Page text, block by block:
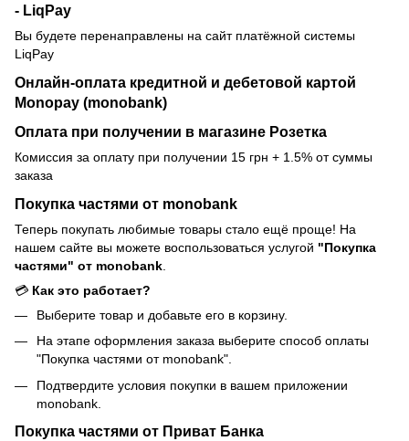
- LiqPay
Вы будете перенаправлены на сайт платёжной системы
LiqPay
Онлайн-оплата кредитной и дебетовой картой
Monopay (monobank)
Оплата при получении в магазине Розетка
Комиссия за оплату при получении 15 грн + 1.5% от суммы
заказа
Покупка частями от monobank
Теперь покупать любимые товары стало ещё проще! На
нашем сайте вы можете воспользоваться услугой "Покупка
частями" от monobank
💳 Как это работает?
Выберите товар и добавьте его в корзину.
На этапе оформления заказа выберите способ оплаты
"Покупка частями от monobank".
Подтвердите условия покупки в вашем приложении
monobank.
Покупка частями от Приват Банка